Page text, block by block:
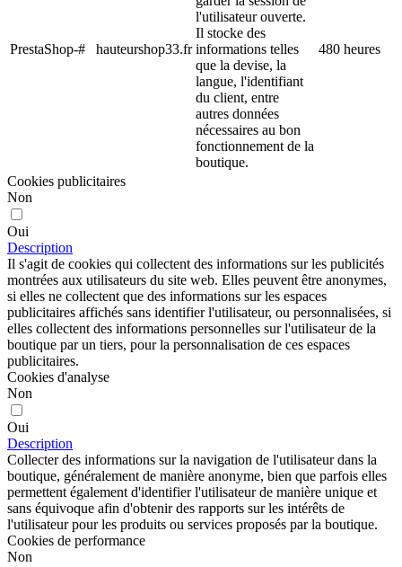
PrestaShop-# hauteurshop33.fr
l'utilisateur ouverte.
Il stocke des
informations telles
que la devise, la
langue, l'identifiant
du client, entre
autres données
nécessaires au bon
fonctionnement de la
boutique.
480 heures
Cookies publicitaires
Non
Oui
Description
Il s'agit de cookies qui collectent des informations sur les publicités
montrées aux utilisateurs du site web. Elles peuvent être anonymes,
si elles ne collectent que des informations sur les espaces
publicitaires affichés sans identifier l'utilisateur, ou personnalisées, si
elles collectent des informations personnelles sur l'utilisateur de la
boutique par un tiers, pour la personnalisation de ces espaces
publicitaires.
Cookies d'analyse
Non
Oui
Description
Collecter des informations sur la navigation de l'utilisateur dans la
boutique, généralement de manière anonyme, bien que parfois elles
permettent également d'identifier l'utilisateur de manière unique et
sans équivoque afin d'obtenir des rapports sur les intérêts de
l'utilisateur pour les produits ou services proposés par la boutique.
Cookies de performance
Non